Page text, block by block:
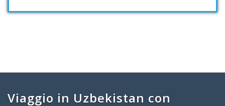
Viaggio in Uzbekistan con